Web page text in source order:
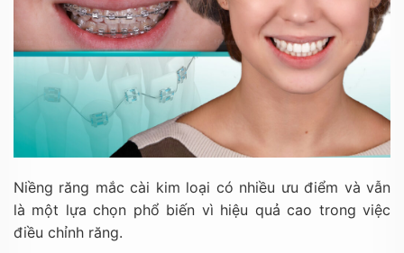
Niềng răng mắc cài kim loại có nhiều ưu điểm và vẫn
là một lựa chọn phổ biến vì hiệu quả cao trong việc
điều chỉnh răng.